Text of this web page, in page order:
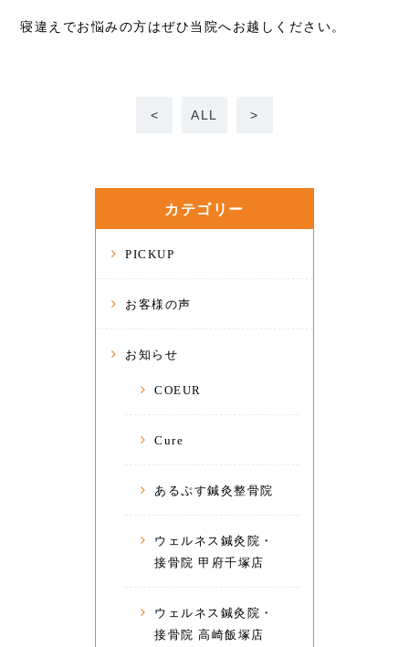
寝違えでお悩みの方はぜひ当院へお越しください。
< ALL >
カテゴリー
PICKUP
お客様の声
お知らせ
COEUR
Cure
あるぷす鍼灸整骨院
ウェルネス鍼灸院・
接骨院 甲府千塚店
ウェルネス鍼灸院・
接骨院 高崎飯塚店